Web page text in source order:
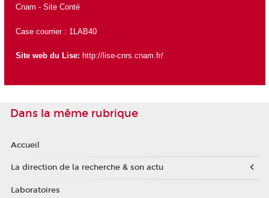
Cnam - Site Conté
Case courrier : 1LAB40
Site web du Lise: http://lise-cnrs.cnam.fr/
Dans la même rubrique
Accueil
La direction de la recherche & son actu
Laboratoires